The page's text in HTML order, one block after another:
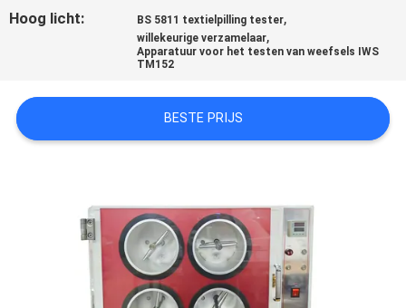
KWALITEITSCONTROLE
CONTACTEER
ONS
VERZOEK
OM EEN
Hoog licht: BS 5811 textielpilling tester,
willekeurige verzamelaar,
Apparatuur voor het testen van weefsels IWS
TM152
BESTE PRIJS